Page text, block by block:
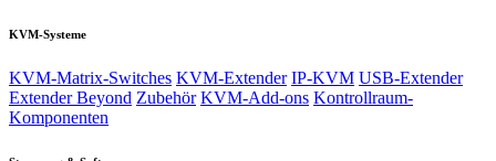
KVM-Systeme
KVM-Matrix-Switches KVM-Extender IP-KVM USB-Extender
Extender Beyond Zubehör KVM-Add-ons Kontrollraum-
Komponenten